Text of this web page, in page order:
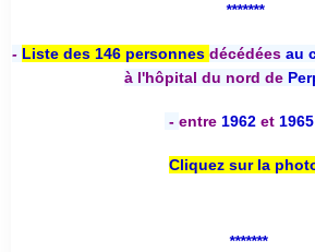
*******
- Liste des 146 personnes décédées au
à l'hôpital du nord de
- entre 1962 et
Cliquez sur la
*******